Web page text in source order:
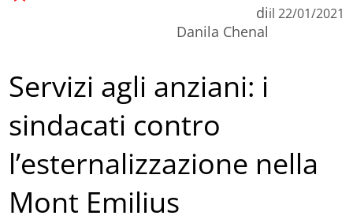
di
Danila Chenal
il 22/01/2021
Servizi agli anziani: i
sindacati contro
l’esternalizzazione nella
Mont Emilius